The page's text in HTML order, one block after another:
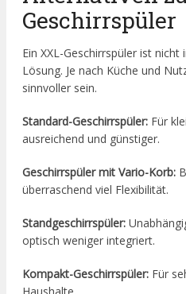
Geschirrspüler
Ein XXL-Geschirrspüler ist
Lösung. Je nach Küche und
sinnvoller sein.
Standard-Geschirrspüler: Für
ausreichend und günstiger.
Geschirrspüler mit Vario-Korb:
überraschend viel Flexibilität.
Standgeschirrspüler:
optisch weniger integriert.
Kompakt-Geschirrspüler: Für